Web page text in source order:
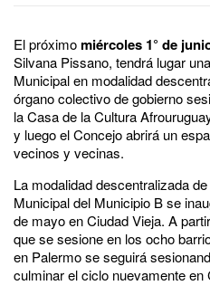
El próximomiércoles 1° de
Silvana Pissano, tendrá lugar
Municipal en modalidad
órgano colectivo de gobierno
la Casa de la Cultura
y luego el Concejo abrirá un
vecinos y vecinas.
La modalidad descentralizada
Municipal del Municipio B se
de mayo en Ciudad Vieja. A
que se sesione en los ocho
en Palermo se seguirá
culminar el ciclo nuevamente en